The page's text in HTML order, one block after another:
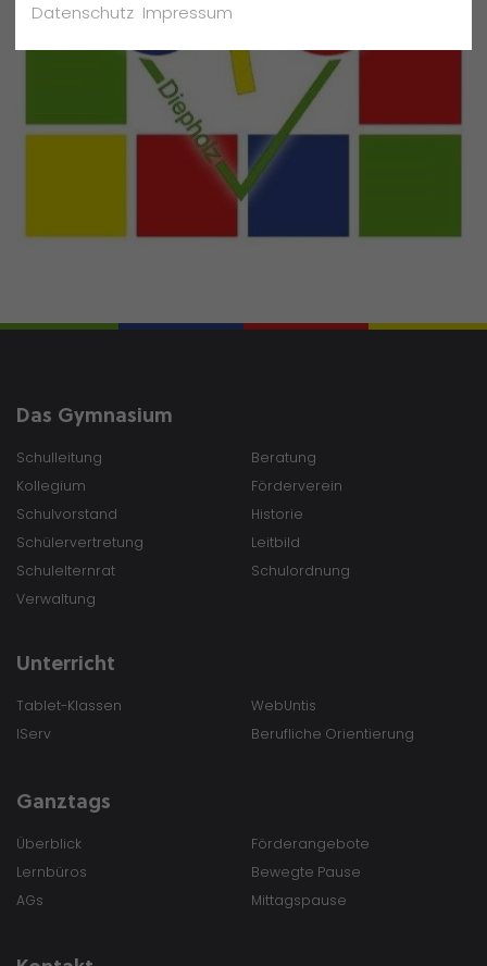
Das Gymnasium
Schulleitung
Kollegium
Schulvorstand
Schülervertretung
Schulelternrat
Verwaltung
Beratung
Förderverein
Historie
Leitbild
Schulordnung
Unterricht
Tablet-Klassen
IServ
WebUntis
Berufliche Orientierung
Ganztags
Überblick
Lernbüros
AGs
Förderangebote
Bewegte Pause
Mittagspause
Datenschutz Impressum